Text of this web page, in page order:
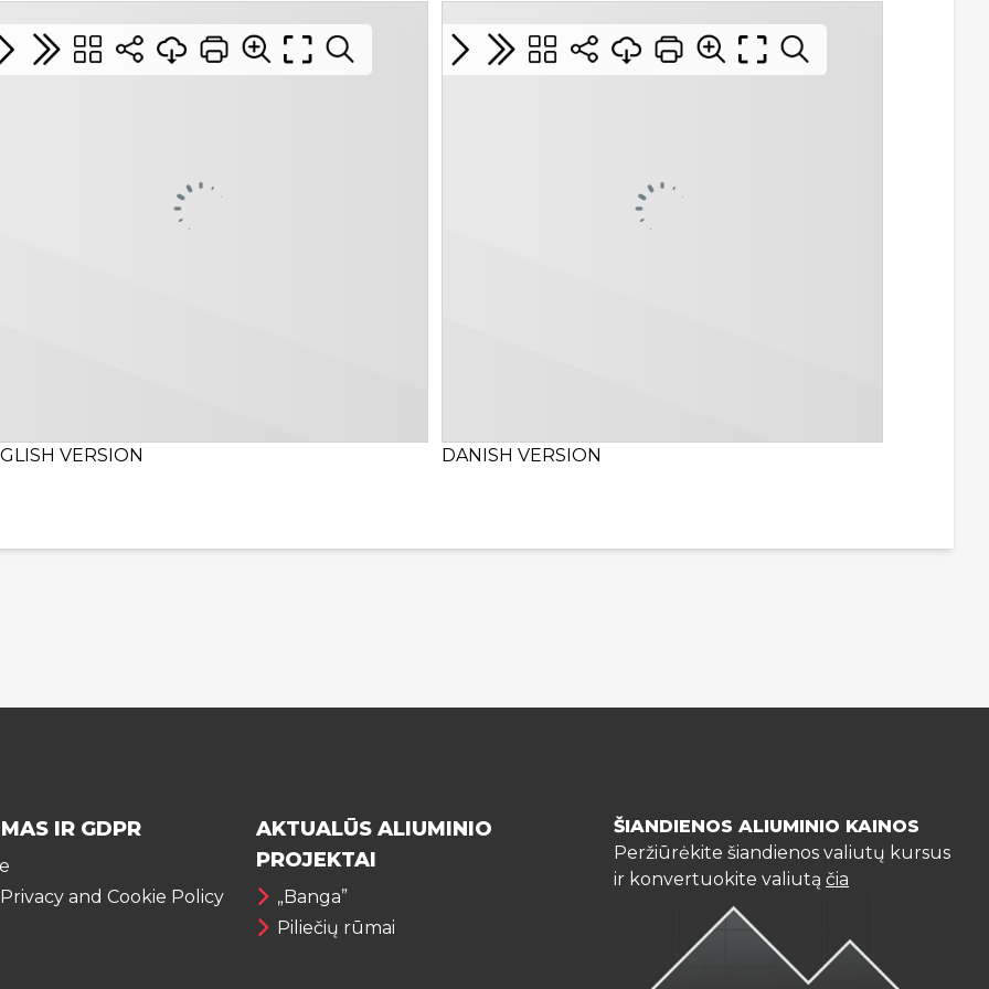
VERSION DANISH VERSION
IR GDPR
and Cookie Policy
AKTUALŪS ALIUMINIO
PROJEKTAI
„Banga”
Piliečių rūmai
ŠIANDIENOS ALIUMINIO KAINOS
Peržiūrėkite šiandienos valiutų kursus
ir konvertuokite valiutą čia